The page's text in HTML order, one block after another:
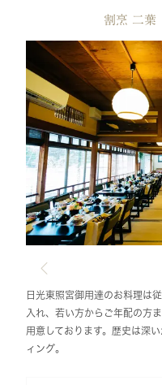
割烹 二葉
日光東照宮御用達のお料理は
入れ、若い方からご年配の方
用意しております。歴史は深
ィング。